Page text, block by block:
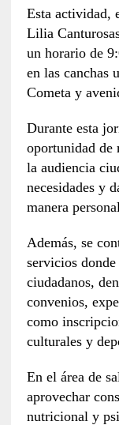
Esta actividad,
Lilia
un horario de
en las canchas
Cometa y
Durante esta
oportunidad de
la audiencia
necesidades y
manera
Además, se
servicios
ciudadanos,
convenios,
como
culturales y
En el área de
aprovechar
nutricional y